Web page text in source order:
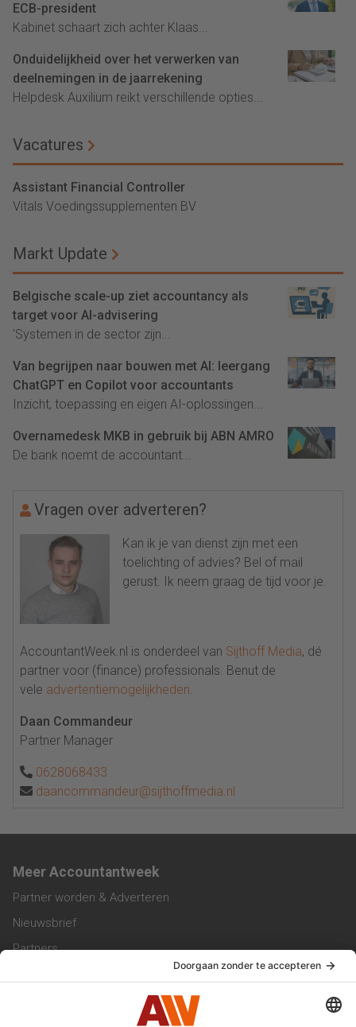
ECB-president
Kabinet schaart zich achter Klaas...
Onduidelijkheid over het verwerken van
deelnemingen in de jaarrekening
Helpdesk Auxilium reikt verschillende opties...
Vacatures
Assistant Financial Controller
Vitals Voedingssupplementen BV
Markt Update
Belgische scale-up ziet accountancy als
target voor AI-advisering
'Systemen in de sector zijn...
Van begrijpen naar bouwen met AI: leergang
ChatGPT en Copilot voor accountants
Inzicht, toepassing en eigen AI-oplossingen...
Overnamedesk MKB in gebruik bij ABN AMRO
De bank noemt de accountant...
Vragen over adverteren?
Kan ik je van dienst zijn met een
toelichting of advies? Bel of mail
gerust. Ik neem graag de tijd voor je.
AccountantWeek.nl is onderdeel van Sijthoff Media, dé
partner voor (finance) professionals. Benut de
vele advertentiemogelijkheden.
Daan Commandeur
Partner Manager
0628068433
daancommandeur@sijthoffmedia.nl
Meer Accountantweek
Partner worden & Adverteren
Nieuwsbrief
Partners